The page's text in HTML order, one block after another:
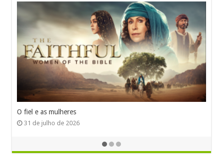
O fiel e as mulheres
31 de julho de 2026